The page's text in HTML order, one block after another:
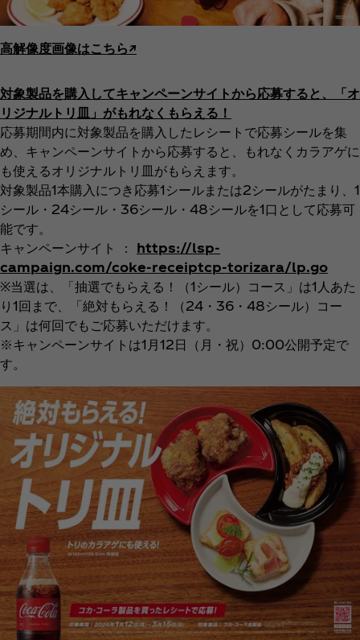
高解像度画像はこちら↗︎
対象製品を購入してキャンペーンサイトから応募すると、「オ
リジナルトリ皿」がもれなくもらえる！
応募期間内に対象製品を購入したレシートで応募シールを集
め、キャンペーンサイトから応募すると、もれなくカラアゲに
も使えるオリジナルトリ皿がもらえます。
対象製品1本購入につき応募1シールまたは2シールがたまり、1
シール・24シール・36シール・48シールを1口として応募可
能です。
キャンペーンサイト ： https://lsp-
campaign.com/coke-receiptcp-torizara/lp.go
※当選は、「抽選でもらえる！（1シール）コース」は1人あた
り1回まで、「絶対もらえる！（24・36・48シール）コー
ス」は何回でもご応募いただけます。
※キャンペーンサイトは1月12日（月・祝）0:00公開予定で
す。